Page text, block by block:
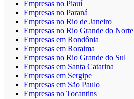
Empresas no Piauí
Empresas no Paraná
Empresas no Rio de Janeiro
Empresas no Rio Grande do Norte
Empresas em Rondônia
Empresas em Roraima
Empresas no Rio Grande do Sul
Empresas em Santa Catarina
Empresas em Sergipe
Empresas em São Paulo
Empresas no Tocantins